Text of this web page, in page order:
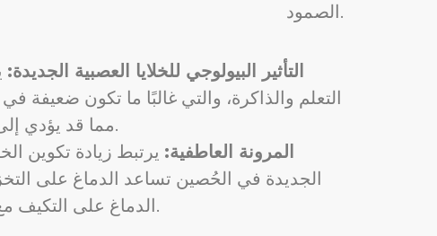
الصمود.
التأثير البيولوجي للخلايا العصبية الجديدة:
التعلم والذاكرة، والتي غالبًا ما تكون ضعيفة
مما قد يؤدي إلى استعادة الوظيفة الطبيعية لمسارات تنظيم الحالة المزاجية التي تعطلت بسبب الاكتئاب.
المرونة العاطفية: يرتبط زيادة تكوين
الجديدة في الحُصين تساعد الدماغ على
الدماغ على التكيف مع الإجهاد، يمكن أن يلعب تكوين الخلايا العصبية دورًا مهمًا في تقليل شدة أعراض الاكتئاب.